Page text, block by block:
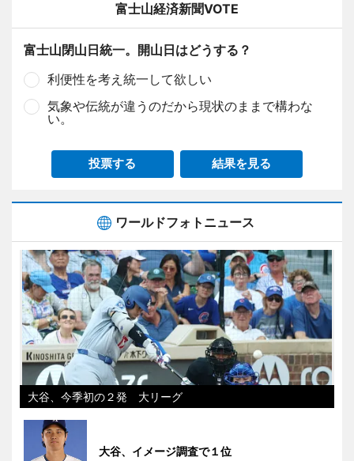
富士山経済新聞VOTE
富士山閉山日統一。開山日はどうする？
利便性を考え統一して欲しい
気象や伝統が違うのだから現状のままで構わな
い。
投票する 結果を見る
ワールドフォトニュース
大谷、今季初の２発 大リーグ
大谷、イメージ調査で１位